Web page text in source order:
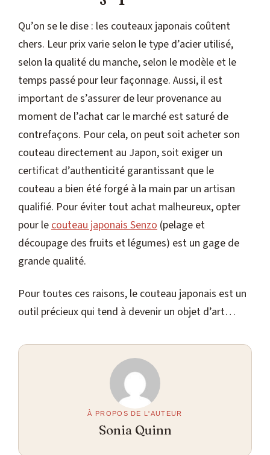
Qu’on se le dise : les couteaux japonais coûtent
chers. Leur prix varie selon le type d’acier utilisé,
selon la qualité du manche, selon le modèle et le
temps passé pour leur façonnage. Aussi, il est
important de s’assurer de leur provenance au
moment de l’achat car le marché est saturé de
contrefaçons. Pour cela, on peut soit acheter son
couteau directement au Japon, soit exiger un
certificat d’authenticité garantissant que le
couteau a bien été forgé à la main par un artisan
qualifié. Pour éviter tout achat malheureux, opter
pour lecouteau japonais Senzo (pelage et
découpage des fruits et légumes) est un gage de
grande qualité.
Pour toutes ces raisons, le couteau japonais est un
outil précieux qui tend à devenir un objet d’art…
À PROPOS DE L'AUTEUR
Sonia Quinn